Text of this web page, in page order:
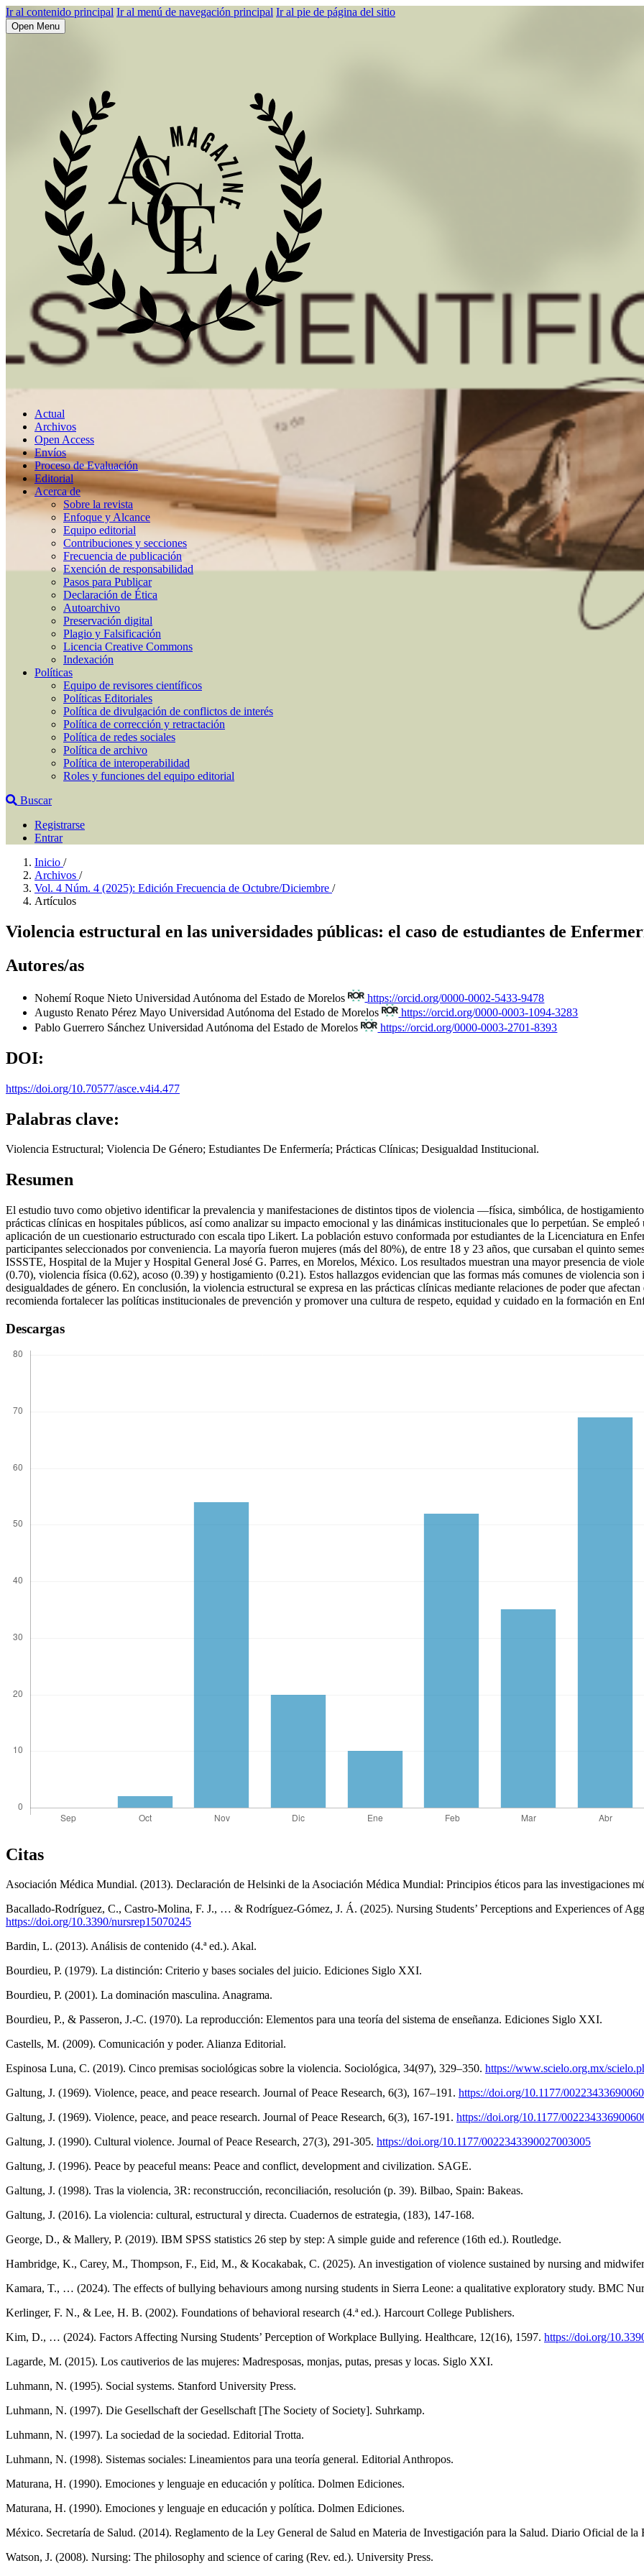
Ir al contenido principal Ir al menú de navegación principal Ir al pie de página del sitio
Open Menu
Actual
Archivos
Open Access
Envíos
Proceso de Evaluación
Editorial
Acerca de
Sobre la revista
Enfoque y Alcance
Equipo editorial
Contribuciones y secciones
Frecuencia de publicación
Exención de responsabilidad
Pasos para Publicar
Declaración de Ética
Autoarchivo
Preservación digital
Plagio y Falsificación
Licencia Creative Commons
Indexación
Políticas
Equipo de revisores científicos
Políticas Editoriales
Política de divulgación de conflictos de interés
Política de corrección y retractación
Política de redes sociales
Política de archivo
Política de interoperabilidad
Roles y funciones del equipo editorial
Buscar
Registrarse
Entrar
Inicio /
Archivos /
Vol. 4 Núm. 4 (2025): Edición Frecuencia de Octubre/Diciembre /
Artículos
Violencia estructural en las universidades públicas: el caso de estudiantes de
Autores/as
Nohemí Roque Nieto Universidad Autónoma del Estado de Morelos
https://orcid.org/0000-0002-5433-9478
Augusto Renato Pérez Mayo Universidad Autónoma del Estado de Morelos
https://orcid.org/0000-0003-1094-3283
Pablo Guerrero Sánchez Universidad Autónoma del Estado de Morelos https://orcid.org/0000-0003-2701-8393
DOI:
https://doi.org/10.70577/asce.v4i4.477
Palabras clave:
Violencia Estructural; Violencia De Género; Estudiantes De Enfermería; Prácticas Clínicas; Desigualdad Institucional.
Resumen
El estudio tuvo como objetivo identificar la prevalencia y manifestaciones de distintos tipos de violencia —física, simbólica, de
prácticas clínicas en hospitales públicos, así como analizar su impacto emocional y las dinámicas institucionales que lo perpetúan. Se
aplicación de un cuestionario estructurado con escala tipo Likert. La población estuvo conformada por estudiantes de la Licenciatura en
participantes seleccionados por conveniencia. La mayoría fueron mujeres (más del 80%), de entre 18 y 23 años, que cursaban el quinto
ISSSTE, Hospital de la Mujer y Hospital General José G. Parres, en Morelos, México. Los resultados muestran una mayor presencia de
(0.70), violencia física (0.62), acoso (0.39) y hostigamiento (0.21). Estos hallazgos evidencian que las formas más comunes de violencia
desigualdades de género. En conclusión, la violencia estructural se expresa en las prácticas clínicas mediante relaciones de poder que
recomienda fortalecer las políticas institucionales de prevención y promover una cultura de respeto, equidad y cuidado en la formación en
Descargas
Citas
Asociación Médica Mundial. (2013). Declaración de Helsinki de la Asociación Médica Mundial: Principios éticos para las investigaciones
Bacallado-Rodríguez, C., Castro-Molina, F. J., … & Rodríguez-Gómez, J. Á. (2025). Nursing Students’ Perceptions and Experiences of
https://doi.org/10.3390/nursrep15070245
Bardin, L. (2013). Análisis de contenido (4.ª ed.). Akal.
Bourdieu, P. (1979). La distinción: Criterio y bases sociales del juicio. Ediciones Siglo XXI.
Bourdieu, P. (2001). La dominación masculina. Anagrama.
Bourdieu, P., & Passeron, J.-C. (1970). La reproducción: Elementos para una teoría del sistema de enseñanza. Ediciones Siglo XXI.
Castells, M. (2009). Comunicación y poder. Alianza Editorial.
Espinosa Luna, C. (2019). Cinco premisas sociológicas sobre la violencia. Sociológica, 34(97), 329–350. https://www.scielo.org.mx/
Galtung, J. (1969). Violence, peace, and peace research. Journal of Peace Research, 6(3), 167–191. https://doi.org/10.1177/
Galtung, J. (1969). Violence, peace, and peace research. Journal of Peace Research, 6(3), 167-191. https://doi.org/10.1177/
Galtung, J. (1990). Cultural violence. Journal of Peace Research, 27(3), 291-305. https://doi.org/10.1177/0022343390027003005
Galtung, J. (1996). Peace by peaceful means: Peace and conflict, development and civilization. SAGE.
Galtung, J. (1998). Tras la violencia, 3R: reconstrucción, reconciliación, resolución (p. 39). Bilbao, Spain: Bakeas.
Galtung, J. (2016). La violencia: cultural, estructural y directa. Cuadernos de estrategia, (183), 147-168.
George, D., & Mallery, P. (2019). IBM SPSS statistics 26 step by step: A simple guide and reference (16th ed.). Routledge.
Hambridge, K., Carey, M., Thompson, F., Eid, M., & Kocakabak, C. (2025). An investigation of violence sustained by nursing and
Kamara, T., … (2024). The effects of bullying behaviours among nursing students in Sierra Leone: a qualitative exploratory study. BMC
Kerlinger, F. N., & Lee, H. B. (2002). Foundations of behavioral research (4.ª ed.). Harcourt College Publishers.
Kim, D., … (2024). Factors Affecting Nursing Students’ Perception of Workplace Bullying. Healthcare, 12(16), 1597. https://doi.org/
Lagarde, M. (2015). Los cautiverios de las mujeres: Madresposas, monjas, putas, presas y locas. Siglo XXI.
Luhmann, N. (1995). Social systems. Stanford University Press.
Luhmann, N. (1997). Die Gesellschaft der Gesellschaft [The Society of Society]. Suhrkamp.
Luhmann, N. (1997). La sociedad de la sociedad. Editorial Trotta.
Luhmann, N. (1998). Sistemas sociales: Lineamientos para una teoría general. Editorial Anthropos.
Maturana, H. (1990). Emociones y lenguaje en educación y política. Dolmen Ediciones.
Maturana, H. (1990). Emociones y lenguaje en educación y política. Dolmen Ediciones.
México. Secretaría de Salud. (2014). Reglamento de la Ley General de Salud en Materia de Investigación para la Salud. Diario Oficial de la
Watson, J. (2008). Nursing: The philosophy and science of caring (Rev. ed.). University Press.